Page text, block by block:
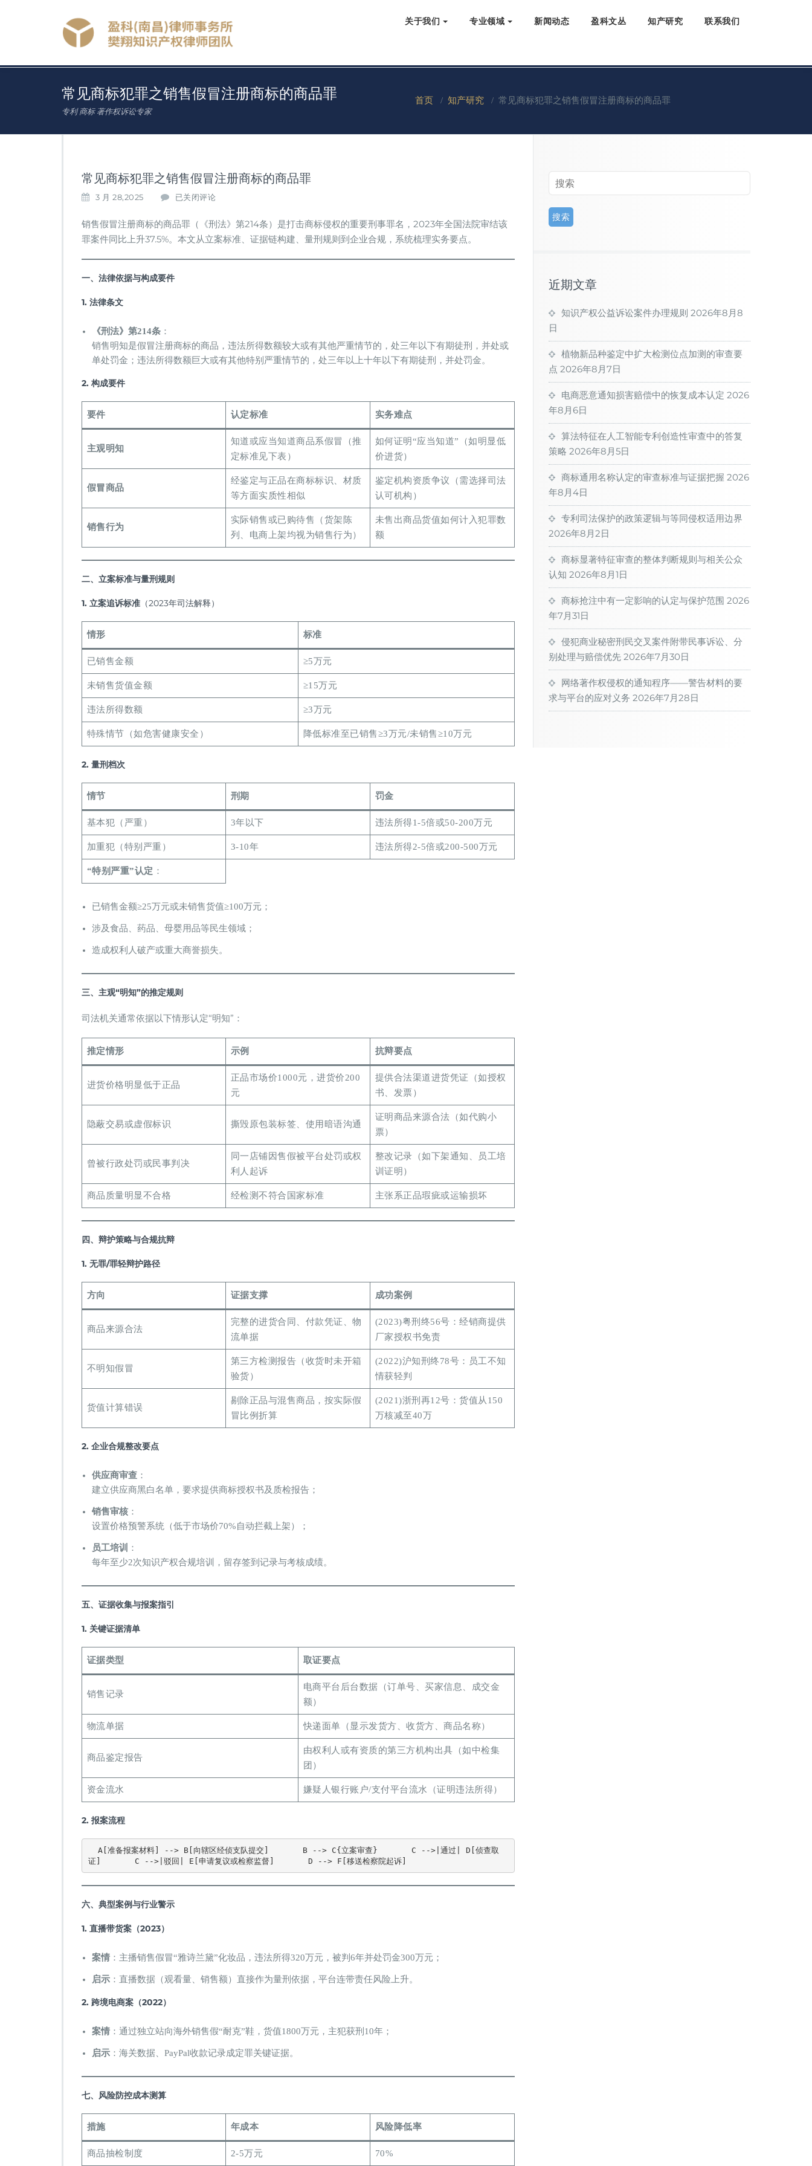
关于我们 专业领域 新闻动态 盈科文丛 知产研究 联系我们
常见商标犯罪之销售假冒注册商标的商品罪
专利 商标 著作权诉讼专家
首页 / 知产研究 / 常见商标犯罪之销售假冒注册商标的商品罪
常见商标犯罪之销售假冒注册商标的商品罪
3 月 28,2025
常
商
标
犯
罪
册
商
标
品
已关闭评论
销售假冒注册商标的商品罪（《刑法》第214条）是打击商标侵权的重要刑事罪名，2023年全国法院审结该
罪案件同比上升37.5%。本文从立案标准、证据链构建、量刑规则到企业合规，系统梳理实务要点。
一、法律依据与构成要件
1. 法律条文
​《刑法》第214条 ：
销售明知是假冒注册商标的商品，违法所得数额较大或有其他严重情节的，处三年以下有期徒刑，并处或
单处罚金；违法所得数额巨大或有其他特别严重情节的，处三年以上十年以下有期徒刑，并处罚金。
2. 构成要件
要件 认定标准 实务难点
主观明知
知道或应当知道商品系假冒（推
定标准见下表）
如何证明“应当知道”（如明显低
价进货）
假冒商品
经鉴定与正品在商标标识、材质
等方面实质性相似
鉴定机构资质争议（需选择司法
认可机构）
销售行为
实际销售或已购待售（货架陈
列、电商上架均视为销售行为）
未售出商品货值如何计入犯罪数
额
二、立案标准与量刑规则
1. 立案追诉标准 ​（2023年司法解释）
情形 标准
已销售金额 ≥5万元
未销售货值金额 ≥15万元
违法所得数额 ≥3万元
特殊情节（如危害健康安全） 降低标准至已销售≥3万元/未销售≥10万元
2. 量刑档次
情节 刑期 罚金
基本犯（严重） 3年以下 违法所得1-5倍或50-200万元
加重犯（特别严重） 3-10年 违法所得2-5倍或200-500万元
​“特别严重”认定 ：
已销售金额≥25万元或未销售货值≥100万元；
涉及食品、药品、母婴用品等民生领域；
造成权利人破产或重大商誉损失。
三、主观“明知”的推定规则
司法机关通常依据以下情形认定“明知”：
推定情形 示例 抗辩要点
进货价格明显低于正品
正品市场价1000元，进货价200
元
提供合法渠道进货凭证（如授权
书、发票）
隐蔽交易或虚假标识 撕毁原包装标签、使用暗语沟通
证明商品来源合法（如代购小
票）
曾被行政处罚或民事判决
同一店铺因售假被平台处罚或权
利人起诉
整改记录（如下架通知、员工培
训证明）
商品质量明显不合格 经检测不符合国家标准 主张系正品瑕疵或运输损坏
四、辩护策略与合规抗辩
1. 无罪/罪轻辩护路径
方向 证据支撑 成功案例
商品来源合法
完整的进货合同、付款凭证、物
流单据
(2023)粤刑终56号：经销商提供
厂家授权书免责
不明知假冒
第三方检测报告（收货时未开箱
验货）
(2022)沪知刑终78号：员工不知
情获轻判
货值计算错误
剔除正品与混售商品，按实际假
冒比例折算
(2021)浙刑再12号：货值从150
万核减至40万
2. 企业合规整改要点
供应商审查 ：
建立供应商黑白名单，要求提供商标授权书及质检报告；
销售审核 ：
设置价格预警系统（低于市场价70%自动拦截上架）；
员工培训
：
每年至少2次知识产权合规培训，留存签到记录与考核成绩。
五、证据收集与报案指引
1. 关键证据清单
证据类型 取证要点
销售记录
电商平台后台数据（订单号、买家信息、成交金
额）
物流单据 快递面单（显示发货方、收货方、商品名称）
商品鉴定报告
由权利人或有资质的第三方机构出具（如中检集
团）
资金流水 嫌疑人银行账户/支付平台流水（证明违法所得）
2. 报案流程
证]       C -->|驳回| E[申请复议或检察监督]       D --> F[移送检察院起诉]
六、典型案例与行业警示
1. 直播带货案（2023）​
案情 ：主播销售假冒“雅诗兰黛”化妆品，违法所得320万元，被判6年并处罚金300万元；
启示 ：直播数据（观看量、销售额）直接作为量刑依据，平台连带责任风险上升。
2. 跨境电商案（2022）​
案情 ：通过独立站向海外销售假“耐克”鞋，货值1800万元，主犯获刑10年；
启示 ：海关数据、PayPal收款记录成定罪关键证据。
七、风险防控成本测算
措施 年成本 风险降低率
商品抽检制度 2-5万元 70%
近期文章
知识产权公益诉讼案件办理规则 2026年8月8
日
植物新品种鉴定中扩大检测位点加测的审查要
点 2026年8月7日
电商恶意通知损害赔偿中的恢复成本认定 2026
年8月6日
算法特征在人工智能专利创造性审查中的答复
策略 2026年8月5日
商标通用名称认定的审查标准与证据把握 2026
年8月4日
专利司法保护的政策逻辑与等同侵权适用边界
2026年8月2日
商标显著特征审查的整体判断规则与相关公众
认知 2026年8月1日
商标抢注中有一定影响的认定与保护范围 2026
年7月31日
侵犯商业秘密刑民交叉案件附带民事诉讼、分
别处理与赔偿优先 2026年7月30日
网络著作权侵权的通知程序——警告材料的要
求与平台的应对义务 2026年7月28日